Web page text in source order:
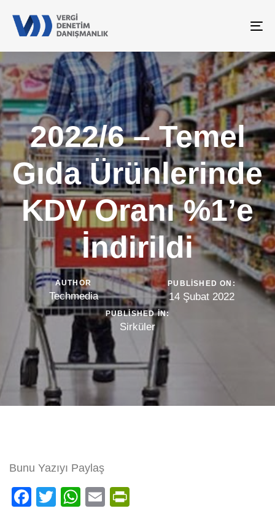
2022/6 – Temel
Gıda Ürünlerinde
KDV Oranı %1’e
İndirildi
AUTHOR
Techmedia
PUBLISHED ON:
14 Şubat 2022
PUBLISHED IN:
Sirküler
Bunu Yazıyı Paylaş
Facebook
Twitter
WhatsApp
Email